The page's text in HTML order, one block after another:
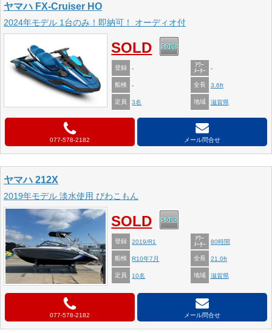
ヤマハ FX-Cruiser HO
2024年モデル 1台のみ！即納可！ オーディオ付
SOLD
登録 -
ｱﾜｰ
ﾒｰﾀｰ
-
船検 - 全長 3.6ft
定員 3名 地域 滋賀県
077-578-2182 メール問合せ
ヤマハ 212X
2019年モデル 淡水使用 びわこもん
SOLD
登録 2019/R1
ｱﾜｰ
ﾒｰﾀｰ
80時間
船検 R10年7月 全長 21.0ft
定員 10名 地域 滋賀県
077-578-2182 メール問合せ